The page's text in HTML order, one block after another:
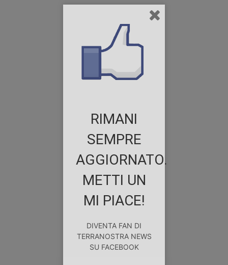
RIMANI
SEMPRE
AGGIORNATO.
METTI UN
MI PIACE!
DIVENTA FAN DI
TERRANOSTRA NEWS
SU FACEBOOK